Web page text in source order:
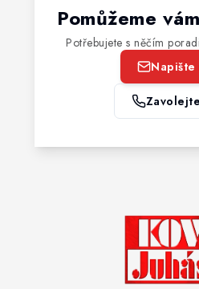
Pomůžeme
Potřebujete s něčím
Napište